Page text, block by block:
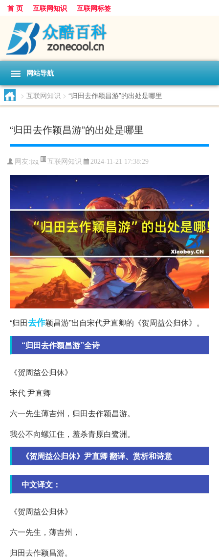
首 页 互联网知识 互联网标签
网站导航
> 互联网知识 > “归田去作颖昌游”的出处是哪里
“归田去作颖昌游”的出处是哪里
网友:jzg 互联网知识 2024-11-21 17:38:29
“归田去作颖昌游”出自宋代尹直卿的《贺周益公归休》。
“归田去作颖昌游”全诗
《贺周益公归休》
宋代 尹直卿
六一先生薄吉州，归田去作颖昌游。
我公不向螺江住，羞杀青原白鹭洲。
《贺周益公归休》尹直卿 翻译、赏析和诗意
中文译文：
《贺周益公归休》
六一先生，薄吉州，
归田去作颖昌游。